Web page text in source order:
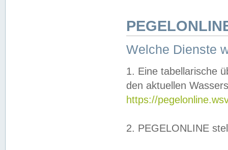
Welche Dienste
1. Eine tabellarische
den aktuellen
https://
2. PEGELONLINE